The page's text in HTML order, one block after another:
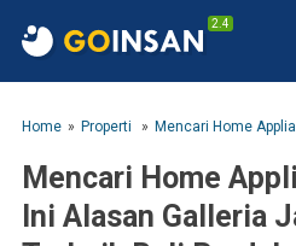
2.4
Home Properti
Mencari Home
Ini Alasan Galleria